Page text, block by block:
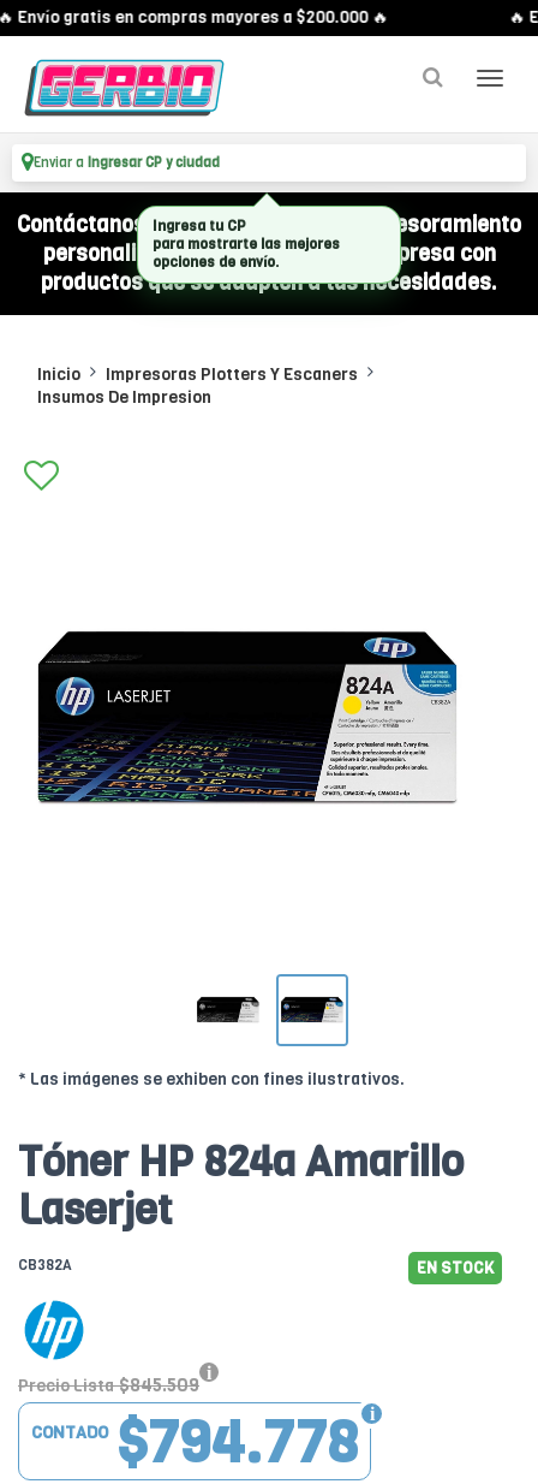
Envío gratis en compras mayores a $200.000 🔥 🔥
Enviar a Ingresar CP y ciudad
Contáctanos por WhatsApp y recibí asesoramiento
personalizado para equipar a tu empresa con
productos que se adapten a tus necesidades.
Inicio
Impresoras Plotters Y Escaners
Insumos De Impresion
* Las imágenes se exhiben con fines ilustrativos.
Tóner HP 824a Amarillo
Laserjet
CB382A EN STOCK
Precio Lista $845.509
$794.778
CONTADO
Ingresa tu CP
para mostrarte las mejores
opciones de envío.